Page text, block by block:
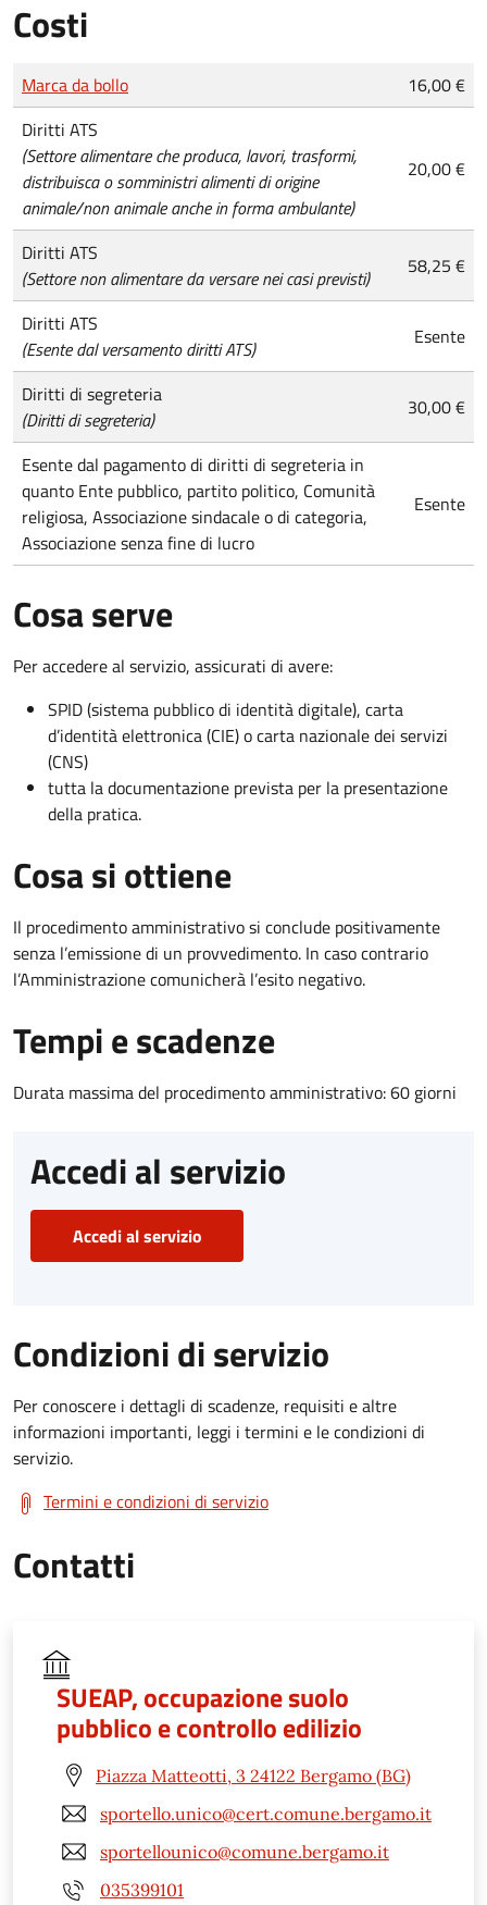
Costi
Tipo di pagamento
Importo
Marca da bollo
16,00 €
Diritti ATS
(Settore alimentare che produca, lavori, trasformi,
distribuisca o somministri alimenti di origine
animale/non animale anche in forma ambulante)
20,00 €
Diritti ATS
(Settore non alimentare da versare nei casi previsti)
58,25 €
Diritti ATS
(Esente dal versamento diritti ATS)
Esente
Diritti di segreteria
(Diritti di segreteria)
30,00 €
Esente dal pagamento di diritti di segreteria in
quanto Ente pubblico, partito politico, Comunità
religiosa, Associazione sindacale o di categoria,
Associazione senza fine di lucro
Esente
Cosa serve
Per accedere al servizio, assicurati di avere:
SPID (sistema pubblico di identità digitale), carta
d’identità elettronica (CIE) o carta nazionale dei servizi
(CNS)
tutta la documentazione prevista per la presentazione
della pratica.
Cosa si ottiene
Il procedimento amministrativo si conclude positivamente
senza l’emissione di un provvedimento. In caso contrario
l’Amministrazione comunicherà l’esito negativo.
Tempi e scadenze
Durata massima del procedimento amministrativo: 60 giorni
Accedi al servizio
Accedi al servizio
Condizioni di servizio
Per conoscere i dettagli di scadenze, requisiti e altre
informazioni importanti, leggi i termini e le condizioni di
servizio.
Termini e condizioni di servizio
Contatti
SUEAP, occupazione suolo
pubblico e controllo edilizio
Piazza Matteotti, 3 24122 Bergamo (BG)
sportello.unico@cert.comune.bergamo.it
sportellounico@comune.bergamo.it
035399101